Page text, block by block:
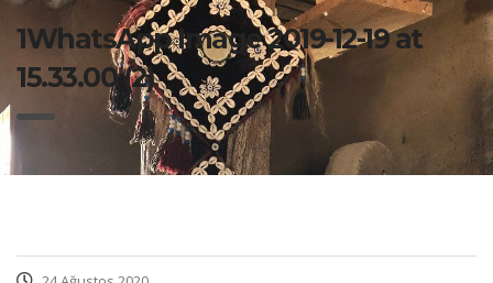
1WhatsApp Image 2019-12-19 at
15.33.00 (2)